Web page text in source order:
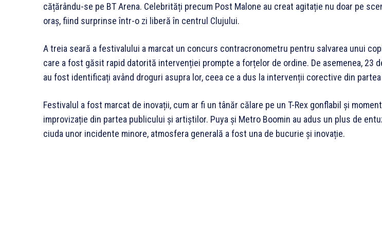
cățărându-se pe BT Arena. Celebrități precum Post Malone au creat agitație nu doar pe
oraș, fiind surprinse într-o zi liberă în centrul Clujului.
A treia seară a festivalului a marcat un concurs contracronometru pentru salvarea unui
care a fost găsit rapid datorită intervenției prompte a forțelor de ordine. De asemenea, 23
au fost identificați având droguri asupra lor, ceea ce a dus la intervenții corective din
Festivalul a fost marcat de inovații, cum ar fi un tânăr călare pe un T-Rex gonflabil și
improvizație din partea publicului și artiștilor. Puya și Metro Boomin au adus un plus de
ciuda unor incidente minore, atmosfera generală a fost una de bucurie și inovație.